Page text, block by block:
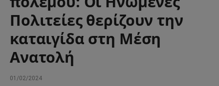
Πολιτείες θερίζουν την
καταιγίδα στη Μέση
Ανατολή
01/02/2024